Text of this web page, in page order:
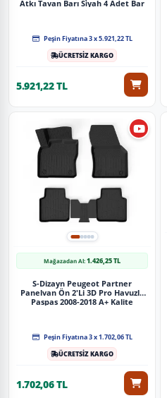
Atkı Tavan Barı Si̇yah 4 Adet Bar
Peşin Fiyatına 3 x 5.921,22 TL
ÜCRETSİZ KARGO
5.921,22 TL
Mağazadan Al:1.426,25 TL
S-Dizayn Peugeot Partner
Panelvan Ön 2'Li 3D Pro Havuzlu
Paspas 2008-2018 A+ Kalite
Peşin Fiyatına 3 x 1.702,06 TL
ÜCRETSİZ KARGO
1.702,06 TL